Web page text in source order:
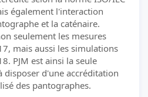
également l'interaction
et la caténaire.
seulement les mesures
mais aussi les simulations
PJM est ainsi la seule
disposer d'une accréditation
des pantographes.